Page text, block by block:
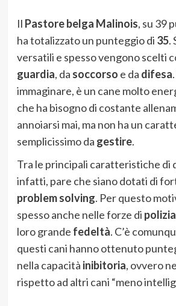
Il Pastore belga Malinois, su 39
ha totalizzato un punteggio di 35.
versatili e spesso vengono scelti
guardia, da soccorso e da difesa
immaginare, è un cane molto
che ha bisogno di costante
annoiarsi mai, ma non ha un
semplicissimo da gestire.
Tra le principali caratteristiche di
infatti, pare che siano dotati di
problem solving. Per questo
spesso anche nelle forze di polizia
loro grande fedeltà. C’è
questi cani hanno ottenuto
nella capacità inibitoria, ovvero
rispetto ad altri cani “meno